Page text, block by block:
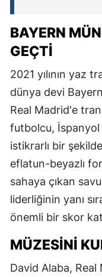
BAYERN
GEÇTI
2021 yılının yaz
dünya devi
Real Madrid'e
futbolcu,
istikrarlı bir
eflatun-beyazlı
sahaya çıkan
liderliğinin yanı
önemli bir skor
MÜZESINI
David Alaba, Real